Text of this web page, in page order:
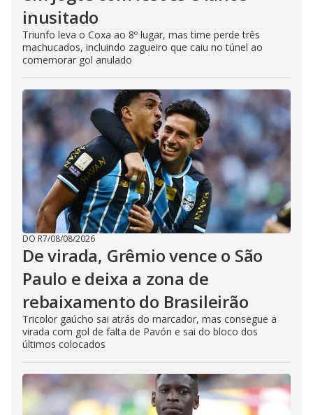
inusitado
Triunfo leva o Coxa ao 8º lugar, mas time perde três
machucados, incluindo zagueiro que caiu no túnel ao
comemorar gol anulado
DO R7/08/08/2026
De virada, Grêmio vence o São
Paulo e deixa a zona de
rebaixamento do Brasileirão
Tricolor gaúcho sai atrás do marcador, mas consegue a
virada com gol de falta de Pavón e sai do bloco dos
últimos colocados